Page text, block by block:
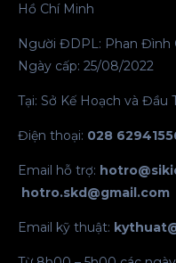
Hồ Chí Minh
Người ĐDPL: Phan Đình
Ngày cấp: 25/08/2022
Tại: Sở Kế Hoạch và Đầu
Điện thoại: 028
Email hỗ trợ:
hotro.skd@gmail.com
Email kỹ thuật: